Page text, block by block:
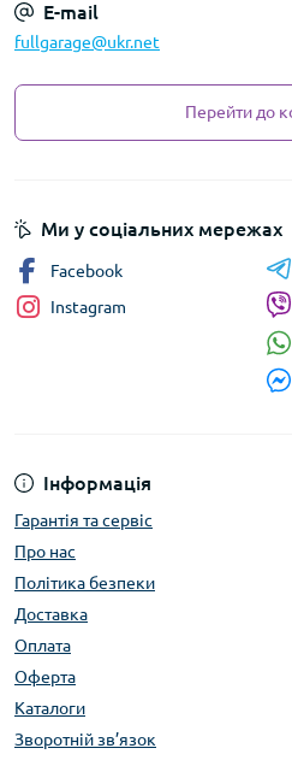
E-mail
fullgarage@ukr.net
Перейти до
Інформація
Гарантія та сервіс
Про нас
Політика безпеки
Доставка
Оплата
Оферта
Каталоги
Зворотній зв’язок
Ми у соціальних мережах
Facebook
Instagram